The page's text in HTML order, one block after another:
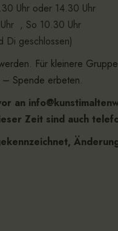
Uhr oder 14.30 Uhr
, So 10.30 Uhr
Di geschlossen)
Für kleinere
– Spende erbeten.
an
Zeit sind auch